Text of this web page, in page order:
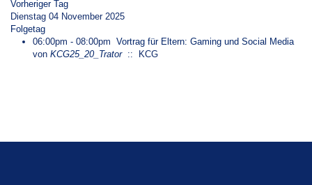
Vorheriger Tag
Dienstag 04 November 2025
Folgetag
06:00pm - 08:00pm Vortrag für Eltern: Gaming und Social Media
von KCG25_20_Trator:: KCG